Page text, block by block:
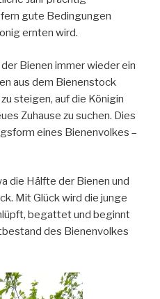
gute Bedingungen
ernten wird.
Bienen immer wieder ein
aus dem Bienenstock
steigen, auf die Königin
Zuhause zu suchen. Dies
eines Bienenvolkes –
die Hälfte der Bienen und
Mit Glück wird die junge
begattet und beginnt
des Bienenvolkes